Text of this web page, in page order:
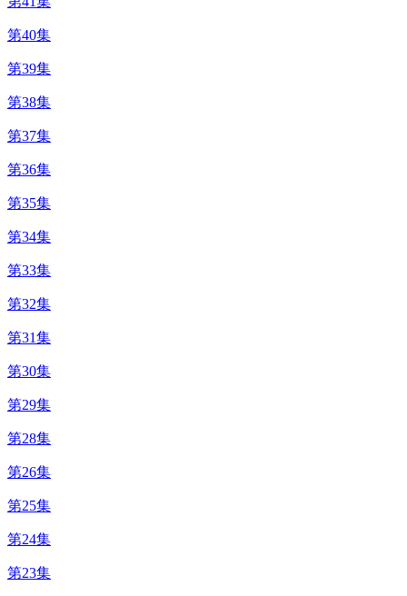
第40集
第39集
第38集
第37集
第36集
第35集
第34集
第33集
第32集
第31集
第30集
第29集
第28集
第26集
第25集
第24集
第23集